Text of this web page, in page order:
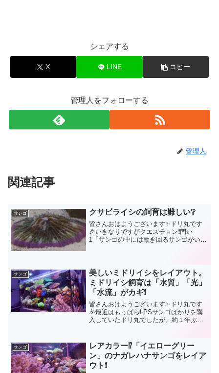
シェアする
X LINE コピー
管理人をフォローする
管理人
関連記事
サンゴ クサビライシの飼育は難しい❔
皆さんおはようございます✨ドリ丸です
🎉いきなりですがクエスチョン❗問い
1「サンゴの中には動き回るサンゴがい
「YES」です🤗ハードコーラル...
サンゴ
美しいミドリイシをレイアウト。
ミドリイシ飼育は「水質」「光」
「水流」がカギ❗
皆さんおはようございます✨ドリ丸です
🎉最近はもっぱらLPSサンゴばかりを購
入していたドリ丸でしたが、約１年ぶり
した今回のミドリイシ。形、サイズ感、
色合い、どれを取って...
サンゴ
レアカラー⁉️「イエローグリー
ン」のナガレハナサンゴをレイア
ウト❗